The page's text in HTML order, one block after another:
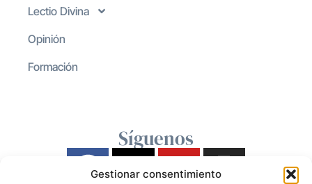
Gestionar consentimiento
Lectio Divina
Opinión
Formación
Síguenos